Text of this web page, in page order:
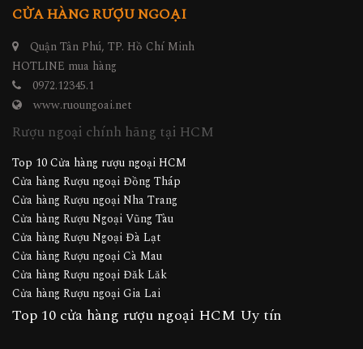
CỬA HÀNG RƯỢU NGOẠI
Quận Tân Phú, TP. Hồ Chí Minh
HOTLINE mua hàng
0972.12345.1
www.ruoungoai.net
Rượu ngoại chính hãng tại HCM
Top 10 Cửa hàng rượu ngoại HCM
Cửa hàng Rượu ngoại Đồng Tháp
Cửa hàng Rượu ngoại Nha Trang
Cửa hàng Rượu Ngoại Vũng Tàu
Cửa hàng Rượu Ngoại Đà Lạt
Cửa hàng Rượu ngoại Cà Mau
Cửa hàng Rượu ngoại Đăk Lăk
Cửa hàng Rượu ngoại Gia Lai
Top 10 cửa hàng rượu ngoại HCM Uy tín